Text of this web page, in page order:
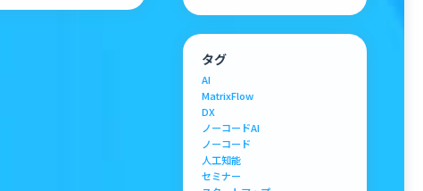
タグ
AI
MatrixFlow
DX
ノーコードAI
ノーコード
人工知能
セミナー